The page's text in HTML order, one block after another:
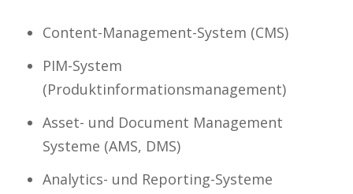
Content-Management-System (CMS)
PIM-System
(Produktinformationsmanagement)
Asset- und Document Management
Systeme (AMS, DMS)
Analytics- und Reporting-Systeme